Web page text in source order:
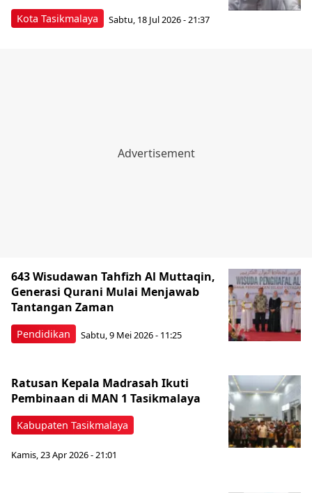
Kota Tasikmalaya Sabtu, 18 Jul 2026 - 21:37
Pendidikan
643 Wisudawan Tahfizh Al Muttaqin,
Generasi Qurani Mulai Menjawab
Tantangan Zaman
Sabtu, 9 Mei 2026 - 11:25
Kabupaten Tasikmalaya
Ratusan Kepala Madrasah Ikuti
Pembinaan di MAN 1 Tasikmalaya
Kamis, 23 Apr 2026 - 21:01